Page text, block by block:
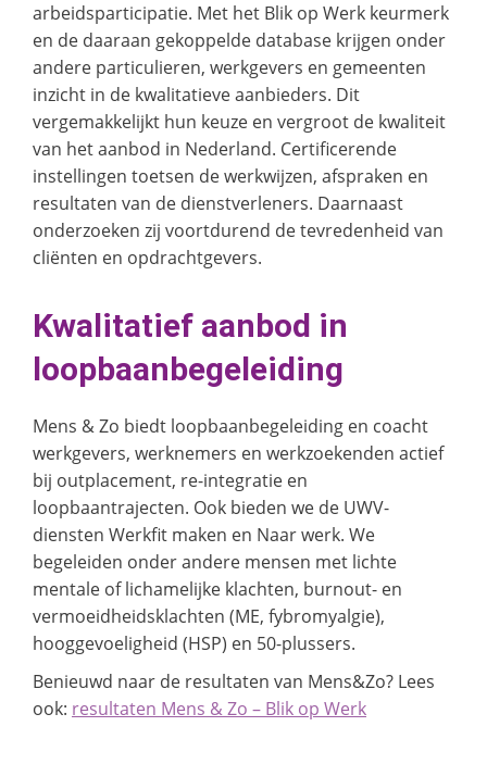
arbeidsparticipatie. Met het Blik op Werk keurmerk
en de daaraan gekoppelde database krijgen onder
andere particulieren, werkgevers en gemeenten
inzicht in de kwalitatieve aanbieders. Dit
vergemakkelijkt hun keuze en vergroot de kwaliteit
van het aanbod in Nederland. Certificerende
instellingen toetsen de werkwijzen, afspraken en
resultaten van de dienstverleners. Daarnaast
onderzoeken zij voortdurend de tevredenheid van
cliënten en opdrachtgevers.
Kwalitatief aanbod in
loopbaanbegeleiding
Mens & Zo biedt loopbaanbegeleiding en coacht
werkgevers, werknemers en werkzoekenden actief
bij outplacement, re-integratie en
loopbaantrajecten. Ook bieden we de UWV-
diensten Werkfit maken en Naar werk. We
begeleiden onder andere mensen met lichte
mentale of lichamelijke klachten, burnout- en
vermoeidheidsklachten (ME, fybromyalgie),
hooggevoeligheid (HSP) en 50-plussers.
Benieuwd naar de resultaten van Mens&Zo? Lees
ook: resultaten Mens & Zo – Blik op Werk